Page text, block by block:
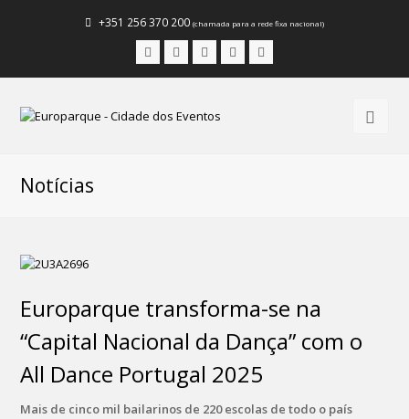
+351 256 370 200 (chamada para a rede fixa nacional)
FacebookInstagram
LinkedInYoutube
Notícias
Europarque transforma-se na
“Capital Nacional da Dança” com o
All Dance Portugal 2025
Mais de cinco mil bailarinos de 220 escolas de todo o país